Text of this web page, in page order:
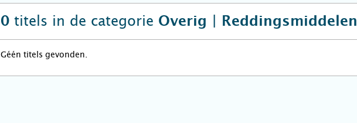
0 titels in de categorie Overig | Reddingsmiddelen
Géén titels gevonden.